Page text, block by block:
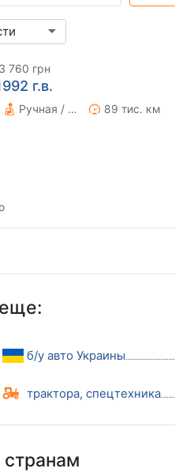
760 грн
г.в.
Ручная / Механика 89 тис. км
б/у авто Украины
трактора, спецтехника